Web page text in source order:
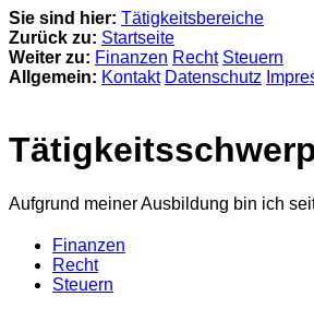
Sie sind hier: Tätigkeitsbereiche
Zurück zu: Startseite
Weiter zu: Finanzen Recht Steuern
Allgemein: Kontakt Datenschutz
Aufgrund meiner Ausbildung bin ich
Finanzen
Recht
Steuern